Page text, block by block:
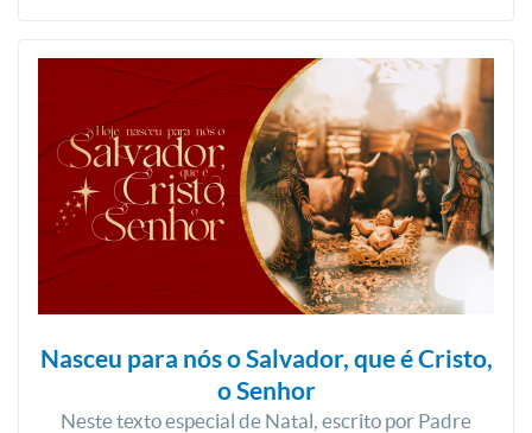
Nasceu para nós o Salvador, que é Cristo,
o Senhor
Neste texto especial de Natal, escrito por Padre